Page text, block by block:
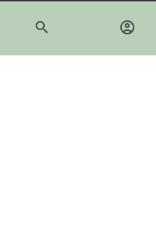
search account_circle